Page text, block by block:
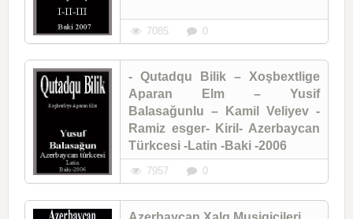
7085 0
- Qutadqu Bilik – Xoşbextlige
Aparan Elm – Yusif
Balasağunlu – Kamil Veliyev -
Ramiz esger- Kiril- Azerbaycan
Türkcesi -Latin -Baki -2006
7957 0